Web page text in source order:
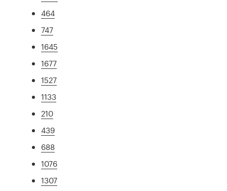
464
747
1645
1677
1527
1133
210
439
688
1076
1307